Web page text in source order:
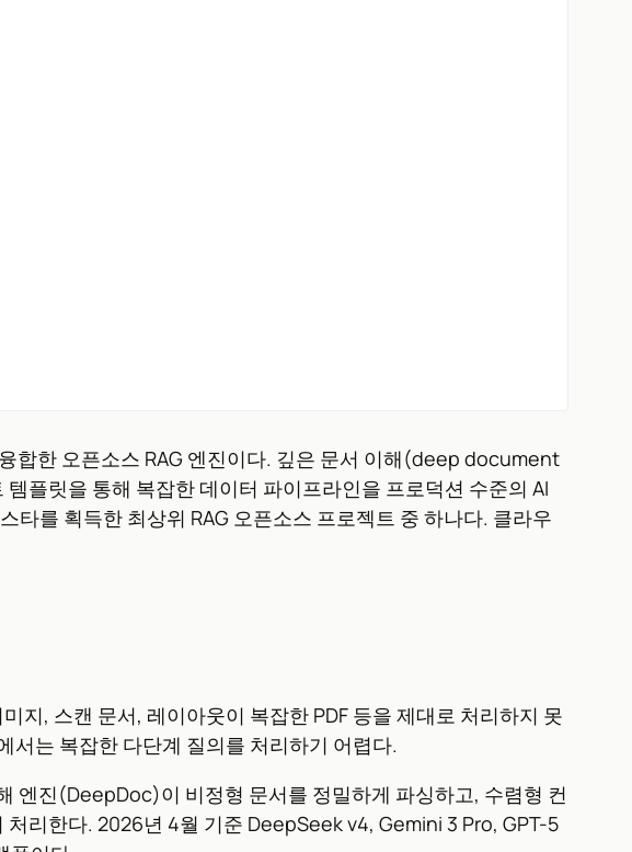
한 오픈소스 RAG 엔진이다. 깊은 문서 이해(deep document
플릿을 통해 복잡한 데이터 파이프라인을 프로덕션 수준의 AI
를 획득한 최상위 RAG 오픈소스 프로젝트 중 하나다. 클라우
지, 스캔 문서, 레이아웃이 복잡한 PDF 등을 제대로 처리하지 못
는 복잡한 다단계 질의를 처리하기 어렵다.
엔진(DeepDoc)이 비정형 문서를 정밀하게 파싱하고, 수렴형 컨
리한다. 2026년 4월 기준 DeepSeek v4, Gemini 3 Pro, GPT-5